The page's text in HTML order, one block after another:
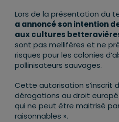
Lors de la présentation du
a annoncé son intention
aux cultures
sont pas mellifères et ne
risques pour les colonies
pollinisateurs sauvages.
Cette autorisation s’inscrit
dérogations au droit
qui ne peut être maitrisé
raisonnables ».